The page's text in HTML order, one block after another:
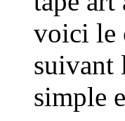
voici le
suivant
simple